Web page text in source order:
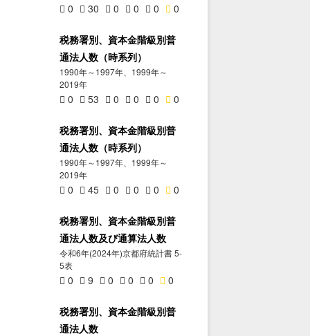
0 30 0 0 0 0
税務署別、資本金階級別普
通法人数（時系列）
1990年～1997年、1999年～
2019年
0 53 0 0 0 0
税務署別、資本金階級別普
通法人数（時系列）
1990年～1997年、1999年～
2019年
0 45 0 0 0 0
税務署別、資本金階級別普
通法人数及び通算法人数
令和6年(2024年)京都府統計書 5-
5表
0 9 0 0 0 0
税務署別、資本金階級別普
通法人数